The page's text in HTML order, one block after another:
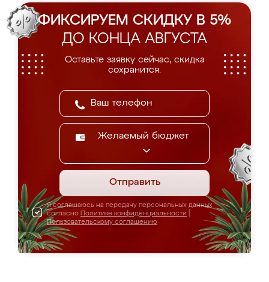
ФИКСИРУЕМ СКИДКУ В 5%
ДО КОНЦА АВГУСТА
Оставьте заявку сейчас, скидка
сохранится.
Желаемый бюджет
Отправить
Я соглашаюсь на передачу персональных данных
согласно Политике конфиденциальности
Пользовательскому соглашению